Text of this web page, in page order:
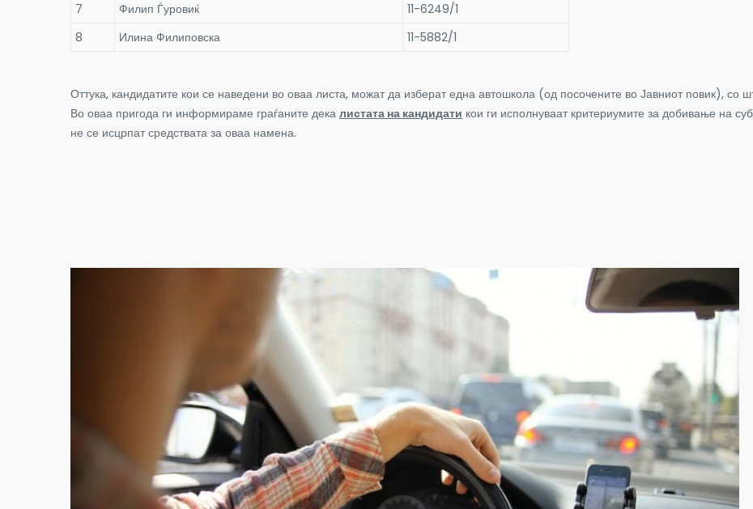
7
Филип Ѓуровиќ
11-6249/1
8
Илина Филиповска 11-5882/1
Оттука, кандидатите кои се наведени во оваа листа, можат да изберат една автошкола (од посочените во Јавниот повик), со
Во оваа пригода ги информираме граѓаните дека листата на кандидати кои ги исполнуваат критериумите за добивање на
не се исцрпат средствата за оваа намена.